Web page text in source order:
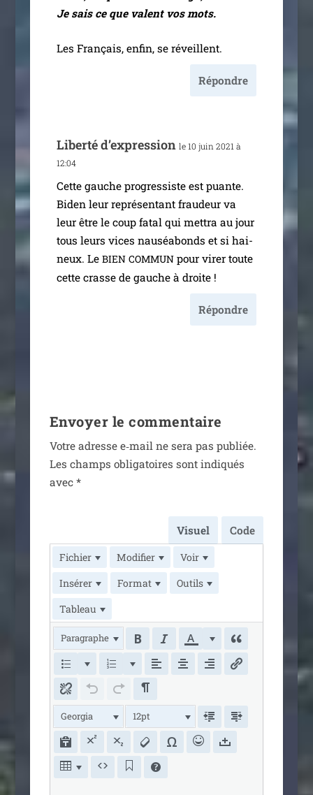
Je sais ce que valent vos mots.
Les Français, enfin, se réveillent.
Répondre
Liberté d’ex­pres­sion le 10 juin 2021 à
12:04
Cette gauche pro­gres­siste est puante.
Biden leur repré­sen­tant frau­deur va
leur être le coup fatal qui met­tra au jour
tous leurs vices nau­séa­bonds et si hai­
neux. Le BIEN COMMUNpour virer toute
cette crasse de gauche à droite !
Répondre
Envoyer le commentaire
Votre adresse e‑mail ne sera pas publiée.
Les champs obli­ga­toires sont indi­qués
avec *
Visuel Code
Fichier Modifier
Voir
Insérer
Format
Outils
Tableau
Paragraphe
Georgia 12pt